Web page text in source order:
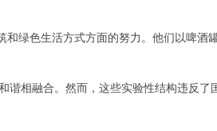
绿色生活方式方面的努力。他们以啤酒
谐相融合。然而，这些实验性结构违反了